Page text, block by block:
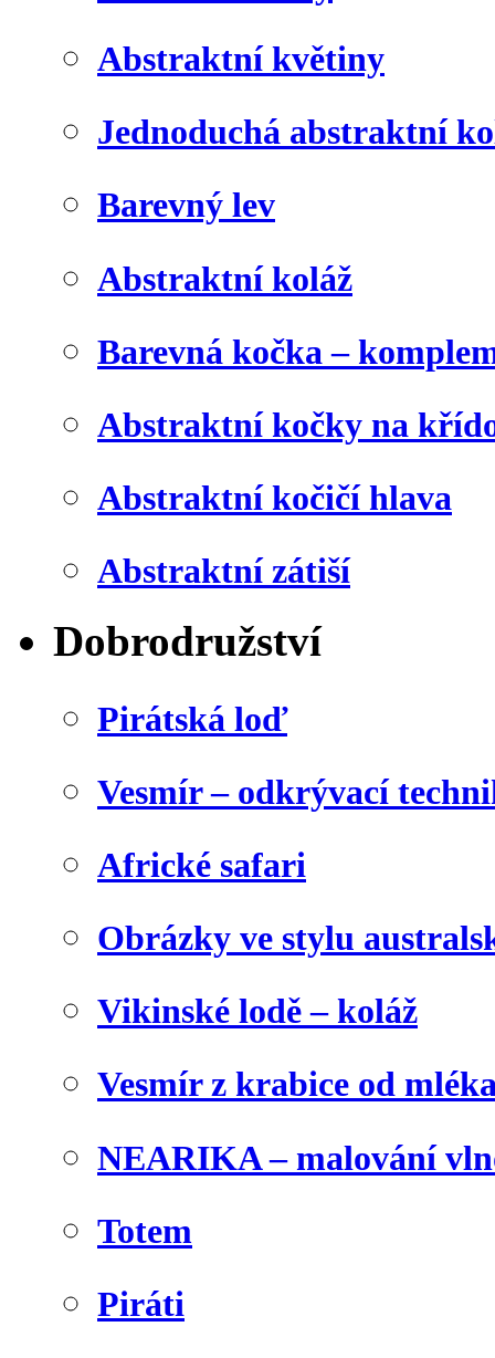
Abstraktní květiny
Jednoduchá abstraktní
Barevný lev
Abstraktní koláž
Barevná kočka –
Abstraktní kočky na
Abstraktní kočičí hlava
Abstraktní zátiší
Dobrodružství
Pirátská loď
Vesmír – odkrývací
Africké safari
Obrázky ve stylu
Vikinské lodě – koláž
Vesmír z krabice od
NEARIKA – malování
Totem
Piráti